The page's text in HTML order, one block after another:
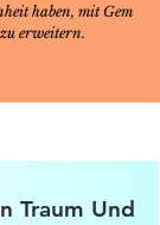
haben, mit Gem
erweitern.
Traum Und